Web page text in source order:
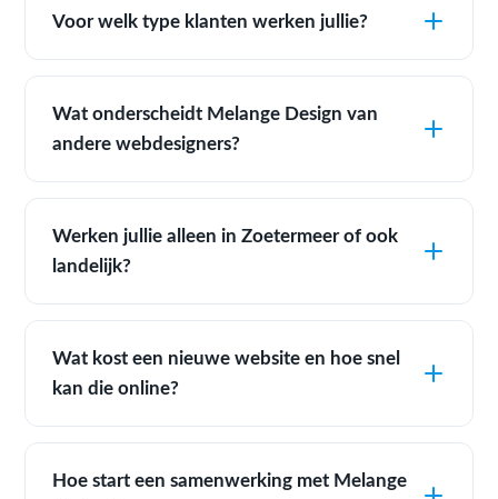
Voor welk type klanten werken jullie?
Wat onderscheidt Melange Design van
andere webdesigners?
Werken jullie alleen in Zoetermeer of ook
landelijk?
Wat kost een nieuwe website en hoe snel
kan die online?
Hoe start een samenwerking met Melange